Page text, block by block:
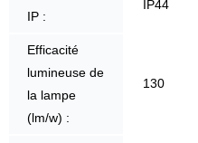
IP :
IP44
Efficacité
lumineuse de
la lampe
(lm/w) :
130